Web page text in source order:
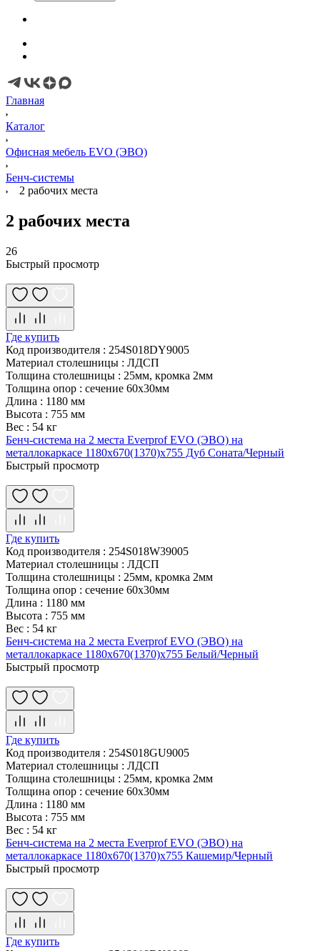
Главная
Каталог
Офисная мебель EVO (ЭВО)
Бенч-системы
2 рабочих места
2 рабочих места
26
Быстрый просмотр
Где купить
Код производителя : 254S018DY9005
Материал столешницы : ЛДСП
Толщина столешницы : 25мм, кромка 2мм
Толщина опор : сечение 60х30мм
Длина : 1180 мм
Высота : 755 мм
Вес : 54 кг
Бенч-система на 2 места Everprof EVO (ЭВО) на
металлокаркасе 1180х670(1370)x755 Дуб Соната/Черный
Быстрый просмотр
Где купить
Код производителя : 254S018W39005
Материал столешницы : ЛДСП
Толщина столешницы : 25мм, кромка 2мм
Толщина опор : сечение 60х30мм
Длина : 1180 мм
Высота : 755 мм
Вес : 54 кг
Бенч-система на 2 места Everprof EVO (ЭВО) на
металлокаркасе 1180х670(1370)x755 Белый/Черный
Быстрый просмотр
Где купить
Код производителя : 254S018GU9005
Материал столешницы : ЛДСП
Толщина столешницы : 25мм, кромка 2мм
Толщина опор : сечение 60х30мм
Длина : 1180 мм
Высота : 755 мм
Вес : 54 кг
Бенч-система на 2 места Everprof EVO (ЭВО) на
металлокаркасе 1180х670(1370)x755 Кашемир/Черный
Быстрый просмотр
Где купить